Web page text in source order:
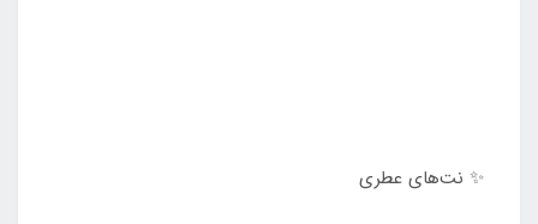
✨ نت‌های عطری